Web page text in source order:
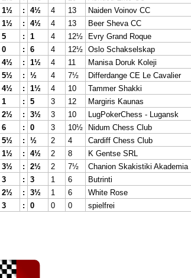
1½ : 4½ 4 13 Naiden Voinov CC
1½ : 4½ 4 13 Beer Sheva CC
5 : 1 4 12½ Evry Grand Roque
0 : 6 4 12½ Oslo Schakselskap
4½ : 1½ 4 11 Manisa Doruk Koleji
5½ : ½ 4 7½ Differdange CE Le Cavalier
4½ : 1½ 4 10 Tammer Shakki
1 : 5 3 12 Margiris Kaunas
2½ : 3½ 3 10 LugPokerChess - Lugansk
6 : 0 3 10½ Nidum Chess Club
5½ : ½ 2 4 Cardiff Chess Club
1½ : 4½ 2 8 K Gentse SRL
3½ : 2½ 2 7½ Chanion Skakistiki Akademia
3 : 3 1 6 Butrinti
2½ : 3½ 1 6 White Rose
3 : 0 0 0 spielfrei